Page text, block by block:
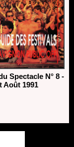
Spectacle N° 8 -
Août 1991